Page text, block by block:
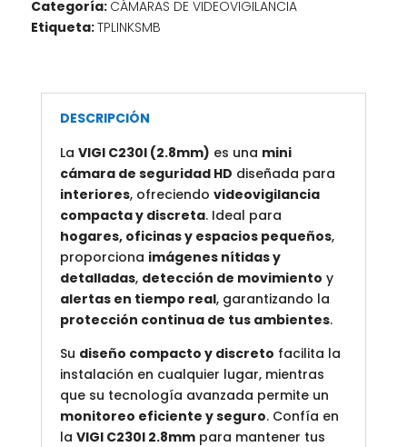
Categoría: CÁMARAS DE VIDEOVIGILANCIA
Etiqueta:TPLINKSMB
DESCRIPCIÓN
La VIGI C230I (2.8mm) es una mini
cámara de seguridad HD diseñada para
interiores, ofreciendo videovigilancia
compacta y discreta. Ideal para
hogares, oficinas y espacios pequeños,
proporciona imágenes nítidas y
detalladas, detección de movimiento y
alertas en tiempo real, garantizando la
protección continua de tus ambientes.
Su diseño compacto y discreto facilita la
instalación en cualquier lugar, mientras
que su tecnología avanzada permite un
monitoreo eficiente y seguro. Confía en
la VIGI C230I 2.8mmpara mantener tus